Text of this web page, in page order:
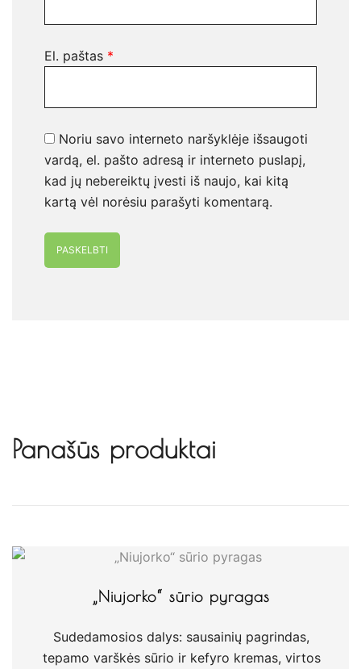
El. paštas *
Noriu savo interneto naršyklėje išsaugoti
vardą, el. pašto adresą ir interneto puslapį,
kad jų nebereiktų įvesti iš naujo, kai kitą
kartą vėl norėsiu parašyti komentarą.
Panašūs produktai
„Niujorko“ sūrio pyragas
Sudedamosios dalys: sausainių pagrindas,
tepamo varškės sūrio ir kefyro kremas, virtos